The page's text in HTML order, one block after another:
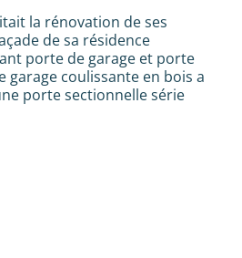
la rénovation de ses
de sa résidence
porte de garage et porte
garage coulissante en bois a
porte sectionnelle série